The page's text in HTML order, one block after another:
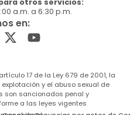
otros servicios:
a.m. a 6:30 p.m.
en:
17 de la Ley 679 de 2001, la
y el abuso sexual de
son sancionados penal y
a las leyes vigentes